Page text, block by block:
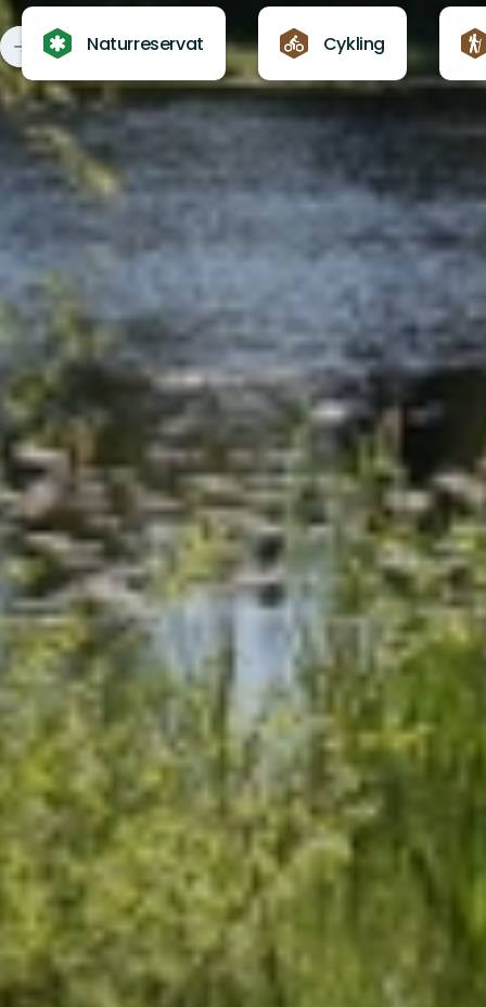
Naturreservat Cykling